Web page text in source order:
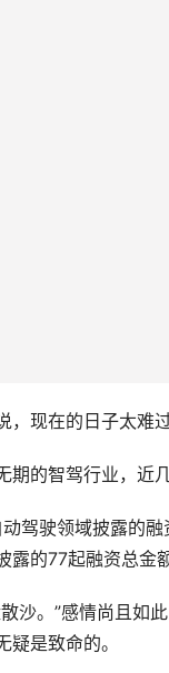
疑是致命的。